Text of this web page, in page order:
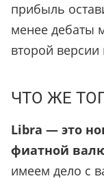
прибыль
менее дебаты
второй
ЧТО ЖЕ
Libra — это
фиатной
имеем дело с